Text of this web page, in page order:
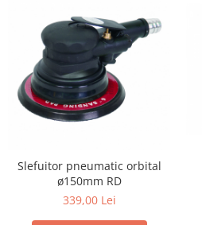
Slefuitor pneumatic orbital
ø150mm RD
339,00 Lei